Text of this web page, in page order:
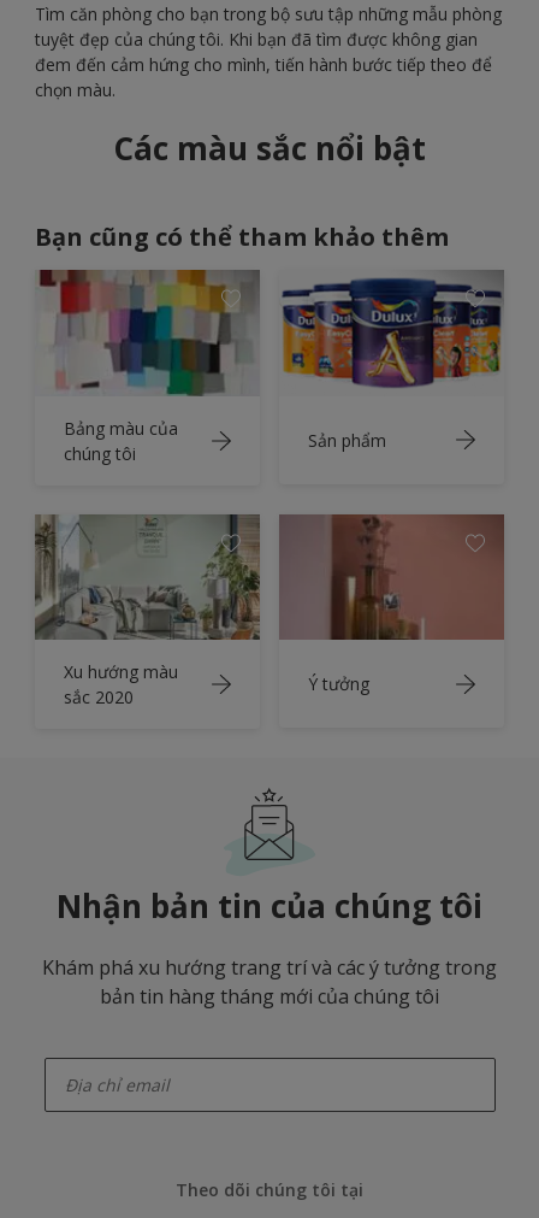
Tìm căn phòng cho bạn trong bộ sưu tập những mẫu phòng
tuyệt đẹp của chúng tôi. Khi bạn đã tìm được không gian
đem đến cảm hứng cho mình, tiến hành bước tiếp theo để
chọn màu.
Các màu sắc nổi bật
Bạn cũng có thể tham khảo thêm
Bảng màu của
chúng tôi
Sản phẩm
Xu hướng màu
sắc 2020
Ý tưởng
Nhận bản tin của chúng tôi
Khám phá xu hướng trang trí và các ý tưởng trong
bản tin hàng tháng mới của chúng tôi
Theo dõi chúng tôi tại